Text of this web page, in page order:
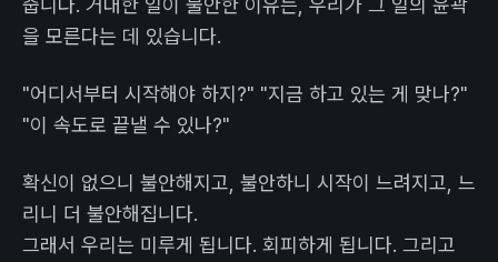
줍니다. 거대한 일이 불안한 이유는, 우리가 그 일의 윤곽
을 모른다는 데 있습니다.
"어디서부터 시작해야 하지?" "지금 하고 있는 게 맞나?"
"이 속도로 끝낼 수 있나?"
확신이 없으니 불안해지고, 불안하니 시작이 느려지고, 느
리니 더 불안해집니다.
그래서 우리는 미루게 됩니다. 회피하게 됩니다. 그리고